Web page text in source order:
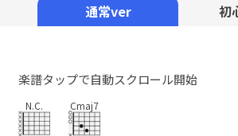
通常ver 初
楽譜タップで自動スクロール開始
N.C. Cmaj7